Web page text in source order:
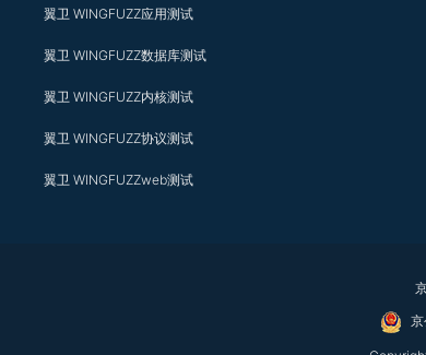
翼卫 WINGFUZZ应用测试
翼卫 WINGFUZZ数据库测试
翼卫 WINGFUZZ内核测试
翼卫 WINGFUZZ协议测试
翼卫 WINGFUZZweb测试